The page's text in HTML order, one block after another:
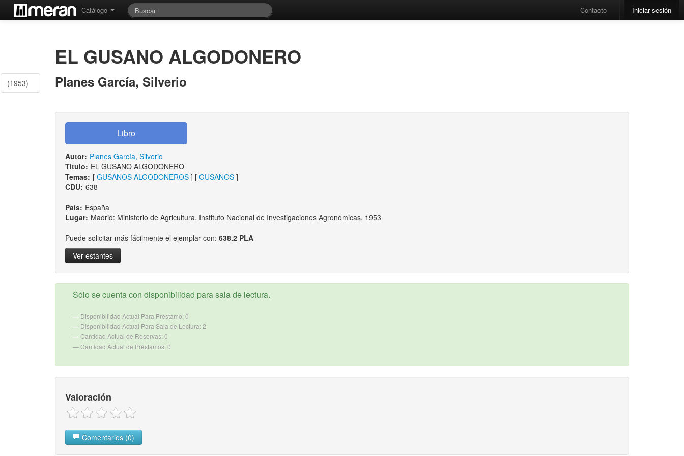
Catálogo Contacto Iniciar sesión
(1953)
EL GUSANO ALGODONERO
Planes García, Silverio
Autor: Planes García, Silverio
Título: EL GUSANO ALGODONERO
Temas: [ GUSANOS ALGODONEROS] [ GUSANOS]
CDU: 638
País: España
Lugar: Madrid: Ministerio de Agricultura. Instituto Nacional de Investigaciones Agronómicas, 1953
Puede solicitar más fácilmente el ejemplar con: 638.2 PLA
Ver estantes
Sólo se cuenta con disponibilidad para sala de lectura.
Disponibilidad Actual Para Préstamo: 0
Disponibilidad Actual Para Sala de Lectura: 2
Cantidad Actual de Reservas: 0
Cantidad Actual de Préstamos: 0
Valoración
Comentarios (0)